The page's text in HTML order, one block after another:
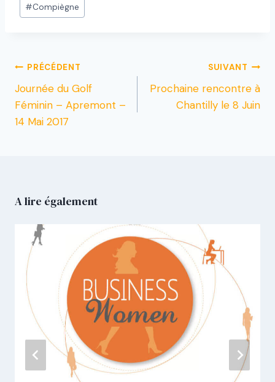
#Compiègne
PRÉCÉDENT
Journée du Golf
Féminin – Apremont –
14 Mai 2017
SUIVANT
Prochaine rencontre à
Chantilly le 8 Juin
A lire également